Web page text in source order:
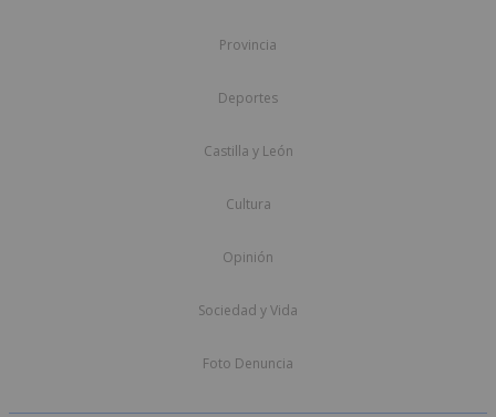
Provincia
Deportes
Castilla y León
Cultura
Opinión
Sociedad y Vida
Foto Denuncia